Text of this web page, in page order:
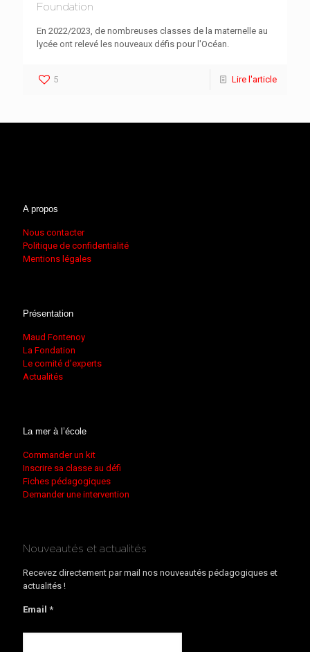
Foundation
En 2022/2023, de nombreuses classes de la maternelle au
lycée ont relevé les nouveaux défis pour l'Océan.
5 Lire l'article
A propos
Nous contacter
Politique de confidentialité
Mentions légales
Présentation
Maud Fontenoy
La Fondation
Le comité d’experts
Actualités
La mer à l’école
Commander un kit
Inscrire sa classe au défi
Fiches pédagogiques
Demander une intervention
Nouveautés et actualités
Recevez directement par mail nos nouveautés pédagogiques et
actualités !
Email *